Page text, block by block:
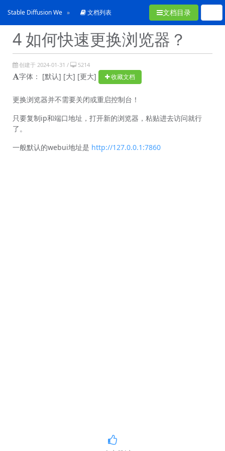
Stable Diffusion WebUI常见问题合集
文档列表 文档目录
4 如何快速更换浏览器？
创建于 2024-01-31 / 5214
字体： [默认] [大] [更大] 收藏文档
更换浏览器并不需要关闭或重启控制台！
只要复制ip和端口地址，打开新的浏览器，粘贴进去访问就行
了。
一般默认的webui地址是 http://127.0.0.1:7860